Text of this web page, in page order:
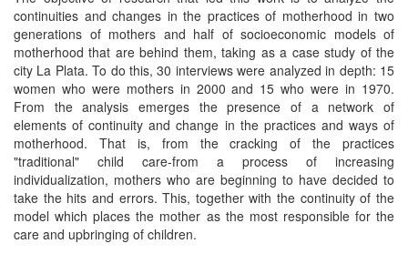
continuities and changes in the practices of motherhood in two
generations of mothers and half of socioeconomic models of
motherhood that are behind them, taking as a case study of the
city La Plata. To do this, 30 interviews were analyzed in depth: 15
women who were mothers in 2000 and 15 who were in 1970.
From the analysis emerges the presence of a network of
elements of continuity and change in the practices and ways of
motherhood. That is, from the cracking of the practices
"traditional" child care-from a process of increasing
individualization, mothers who are beginning to have decided to
take the hits and errors. This, together with the continuity of the
model which places the mother as the most responsible for the
care and upbringing of children.